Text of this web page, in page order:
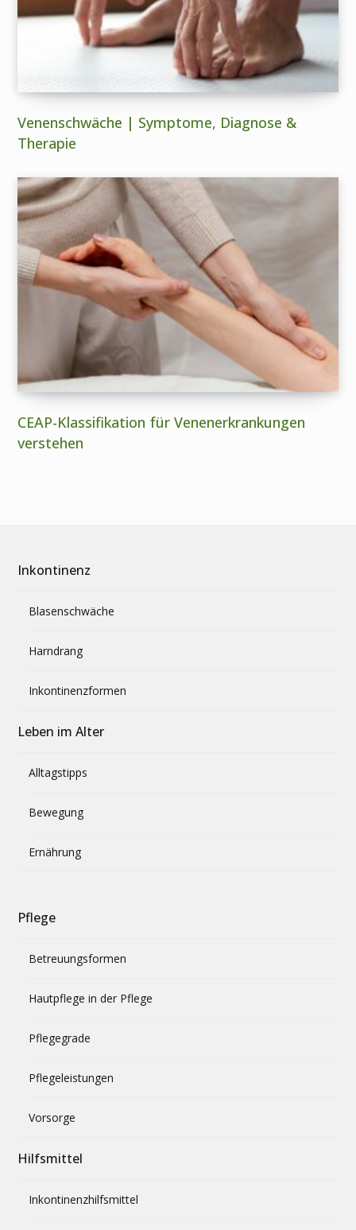
Venenschwäche | Symptome, Diagnose &
Therapie
CEAP-Klassifikation für Venenerkrankungen
verstehen
Inkontinenz
Blasenschwäche
Harndrang
Inkontinenzformen
Leben im Alter
Alltagstipps
Bewegung
Ernährung
Pflege
Betreuungsformen
Hautpflege in der Pflege
Pflegegrade
Pflegeleistungen
Vorsorge
Hilfsmittel
Inkontinenzhilfsmittel